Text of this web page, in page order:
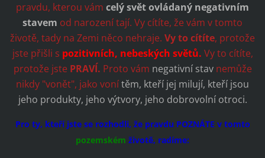
pravdu, kterou vám celý svět ovládaný negativním
stavem od narození tají. Vy cítíte, že vám v tomto
životě, tady na Zemi něco nehraje. Vy to cítíte, protože
jste přišli s pozitivních, nebeských světů. Vy to cítíte,
protože jste PRAVÍ. Proto vám negativní stavnemůže
nikdy "vonět", jako vonítěm, kteří jej milují, kteří jsou
jeho produkty, jeho výtvory, jeho dobrovolní otroci.
Pro ty, kteří jste se rozhodli, že pravdu POZNÁTE v tomto
pozemském životě, radíme: